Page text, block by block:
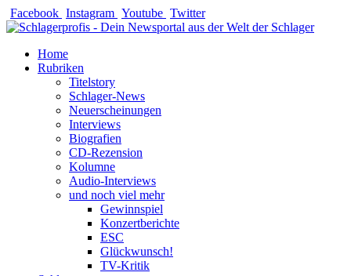
Zum
Inhalt
Facebook Instagram Youtube Twitter
Home
Rubriken
Titelstory
Schlager-News
Neuerscheinungen
Interviews
Biografien
CD-Rezension
Kolumne
Audio-Interviews
und noch viel mehr
Gewinnspiel
Konzertberichte
ESC
Glückwunsch!
TV-Kritik